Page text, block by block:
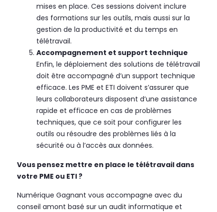
mises en place. Ces sessions doivent inclure
des formations sur les outils, mais aussi sur la
gestion de la productivité et du temps en
télétravail.
Accompagnement et support technique
Enfin, le déploiement des solutions de télétravail
doit être accompagné d’un support technique
efficace. Les PME et ETI doivent s’assurer que
leurs collaborateurs disposent d’une assistance
rapide et efficace en cas de problèmes
techniques, que ce soit pour configurer les
outils ou résoudre des problèmes liés à la
sécurité ou à l’accès aux données.
Vous pensez mettre en place le télétravail dans
votre PME ou ETI ?
Numérique Gagnant vous accompagne avec du
conseil amont basé sur un audit informatique et